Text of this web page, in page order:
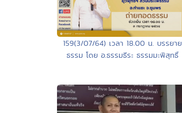
159(3/07/64) เวลา 18.00 น. บรรยาย
ธรรม โดย อ.ธรรมธีระ ธรรมมะพิสุทธิ์